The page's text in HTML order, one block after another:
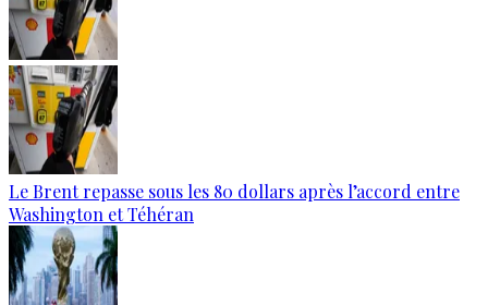
Le Brent repasse sous les 80 dollars après l’accord entre
Washington et Téhéran